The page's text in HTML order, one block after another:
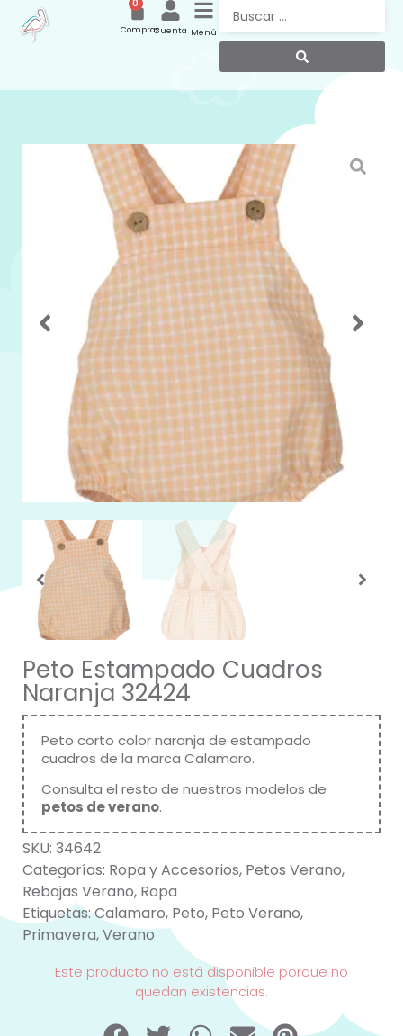
Menú
Cuenta
0
Compras
Peto Estampado Cuadros
Naranja 32424
Peto corto color naranja de estampado
cuadros de la marca Calamaro.
Consulta el resto de nuestros modelos de
petos de verano.
SKU: 34642
Categorías: Ropa y Accesorios, Petos Verano,
Rebajas Verano, Ropa
Etiquetas:Calamaro, Peto, Peto Verano,
Primavera,Verano
Este producto no está disponible porque no
quedan existencias.